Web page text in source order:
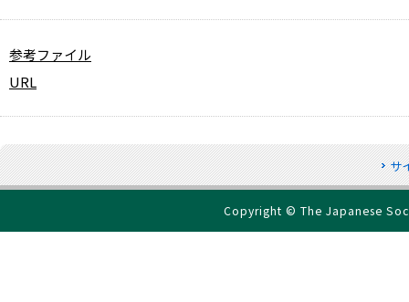
参考ファイル
URL
サ
Copyright © The Japanese